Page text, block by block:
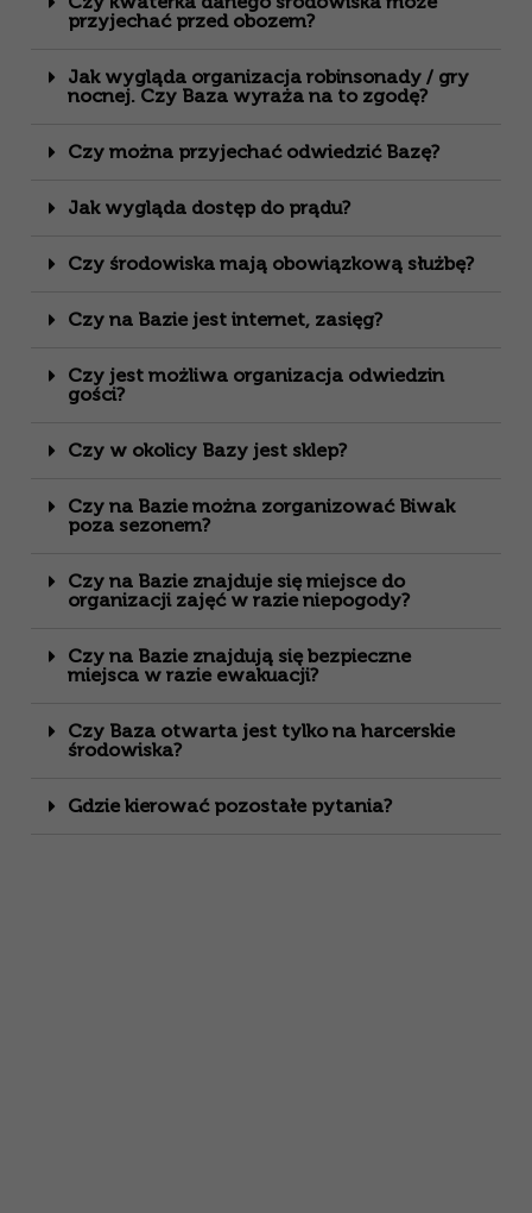
przyjechać przed obozem?
Jak wygląda organizacja robinsonady / gry
nocnej. Czy Baza wyraża na to zgodę?
Czy można przyjechać odwiedzić Bazę?
Jak wygląda dostęp do prądu?
Czy środowiska mają obowiązkową służbę?
Czy na Bazie jest internet, zasięg?
Czy jest możliwa organizacja odwiedzin
gości?
Czy w okolicy Bazy jest sklep?
Czy na Bazie można zorganizować Biwak
poza sezonem?
Czy na Bazie znajduje się miejsce do
organizacji zajęć w razie niepogody?
Czy na Bazie znajdują się bezpieczne
miejsca w razie ewakuacji?
Czy Baza otwarta jest tylko na harcerskie
środowiska?
Gdzie kierować pozostałe pytania?